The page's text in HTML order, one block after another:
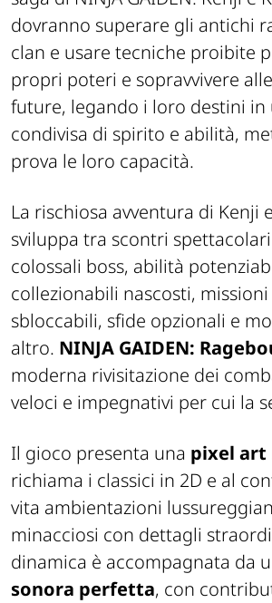
dovranno superare gli antichi
clan e usare tecniche proibite
propri poteri e sopravvivere
future, legando i loro destini in
condivisa di spirito e abilità,
prova le loro capacità.
La rischiosa avventura di Kenji
sviluppa tra scontri
colossali boss, abilità
collezionabili nascosti,
sbloccabili, sfide opzionali e
altro. NINJA GAIDEN:
moderna rivisitazione dei
veloci e impegnativi per cui la
Il gioco presenta una pixel
richiama i classici in 2D e al
vita ambientazioni
minacciosi con dettagli
dinamica è accompagnata da
sonora perfetta, con